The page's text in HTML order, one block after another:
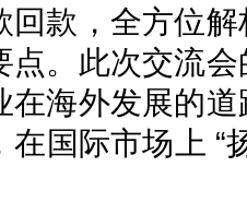
回款，全方位
点。此次交流
在海外发展的
在国际市场上 “